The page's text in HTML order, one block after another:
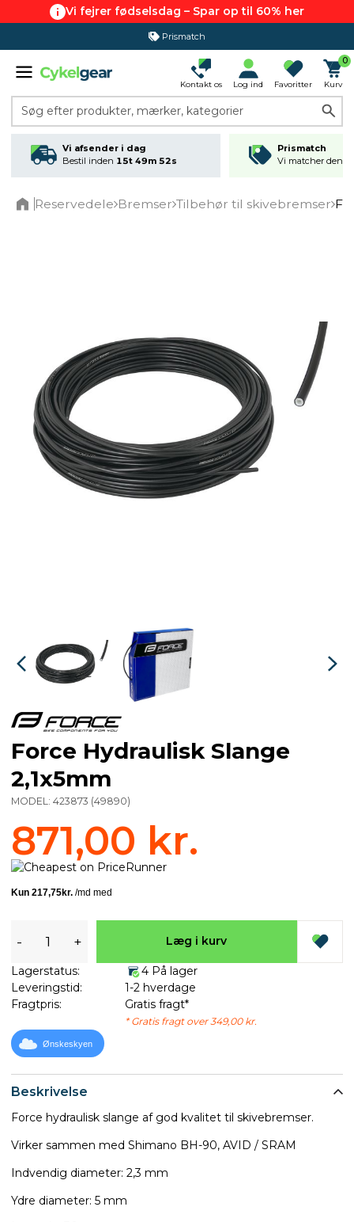
Vi fejrer fødselsdag – Spar op til 60% her
Prismatch
Kontakt os Log ind Favoritter
0
Kurv
Søg efter produkter, mærker, kategorier
Vi afsender i dag
Bestil inden 15t 49m 52s
Prismatch
Vi matcher den
Reservedele Bremser Tilbehør til skivebremser
Beskrivelse
Force hydraulisk slange af god kvalitet til skivebremser.
Virker sammen med Shimano BH-90, AVID / SRAM
Indvendig diameter: 2,3 mm
Ydre diameter: 5 mm
Force Hydraulisk Slange
2,1x5mm
MODEL: 423873 (49890)
871,00 kr.
- + Læg i kurv
Lagerstatus:
4 På lager
Leveringstid:
1-2 hverdage
Fragtpris:
Gratis fragt*
* Gratis fragt over 349,00 kr.
Ønskeskyen